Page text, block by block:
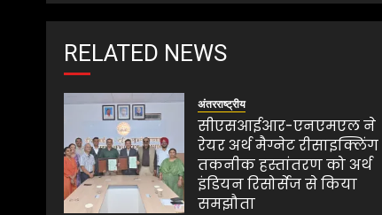
RELATED NEWS
अंतरराष्ट्रीय
सीएसआईआर-एनएमएल ने
रेयर अर्थ मैग्नेट रीसाइक्लिंग
तकनीक हस्तांतरण को अर्थ
इंडियन रिसोर्सेज से किया
समझौता